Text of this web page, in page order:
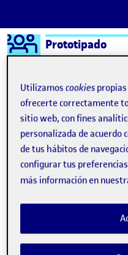
Saltar al contenido
Logo Ágora
Prototipado
Semestre 20211 - Aula 1
19
Publicado por
Patricia Rubio Illescas
Fecha de 11
Utilizamoscookies
ofrecerte correctamente
sitio web, con fines
personalizada de acuerdo
de tus hábitos de
configurar tus
más información en